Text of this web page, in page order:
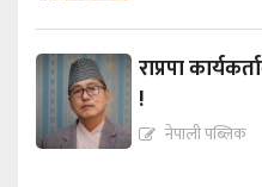
राप्रपा
!
नेपाली पब्लिक